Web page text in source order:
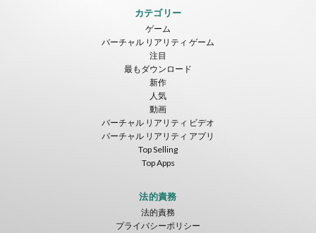
Caminandes
ToroGames
無料
ToroGames
無料
カテゴリー
ゲーム
バーチャル リアリティ ゲーム
注目
最もダウンロード
新作
人気
動画
バーチャル リアリティ ビデオ
バーチャル リアリティ アプリ
Top Selling
Top Apps
法的責務
法的責務
プライバシーポリシー